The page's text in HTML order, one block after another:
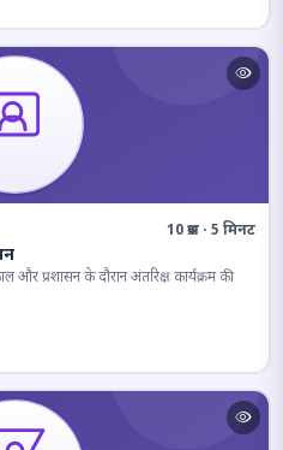
10 प्रश्न · 5 मिनट
प्रशासन के दौरान अंतरिक्ष कार्यक्रम की